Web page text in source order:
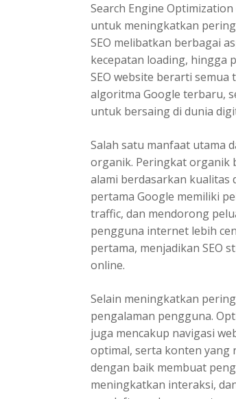
Search Engine
untuk meningkatkan
SEO melibatkan berbagai
kecepatan loading, hingga
SEO website berarti
algoritma Google terbaru,
untuk bersaing di dunia
Salah satu manfaat utama
organik. Peringkat organik
alami berdasarkan kualitas
pertama Google memiliki
traffic, dan mendorong
pengguna internet lebih
pertama, menjadikan SEO
online.
Selain meningkatkan
pengalaman pengguna.
juga mencakup navigasi
optimal, serta konten yang
dengan baik membuat
meningkatkan interaksi,